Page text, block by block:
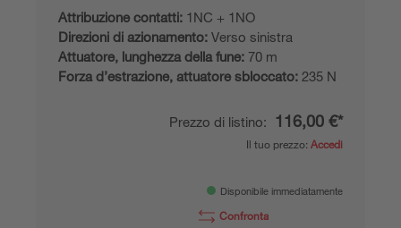
Attribuzione contatti: 1NC + 1NO
Direzioni di azionamento: Verso sinistra
Attuatore, lunghezza della fune: 70 m
Forza d’estrazione, attuatore sbloccato: 235 N
Prezzo di listino: 116,00 €*
Il tuo prezzo: Accedi
Disponibile immediatamente
Confronta